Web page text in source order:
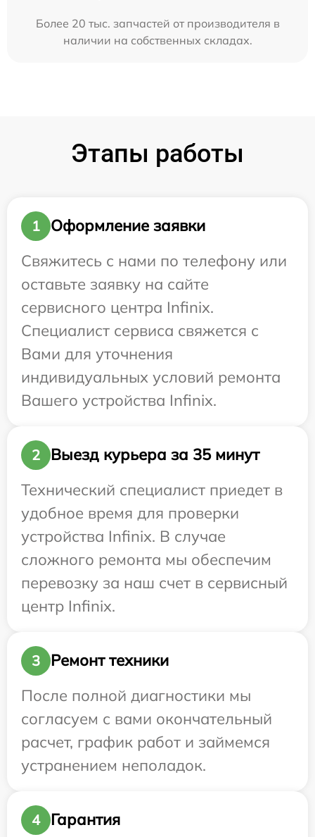
Более 20 тыс. запчастей от производителя в
наличии на собственных складах.
Этапы работы
1
Оформление заявки
Свяжитесь с нами по телефону или
оставьте заявку на сайте
сервисного центра Infinix.
Специалист сервиса свяжется с
Вами для уточнения
индивидуальных условий ремонта
Вашего устройства Infinix.
2
Выезд курьера за 35 минут
Технический специалист приедет в
удобное время для проверки
устройства Infinix. В случае
сложного ремонта мы обеспечим
перевозку за наш счет в сервисный
центр Infinix.
3
Ремонт техники
После полной диагностики мы
согласуем с вами окончательный
расчет, график работ и займемся
устранением неполадок.
4 Гарантия